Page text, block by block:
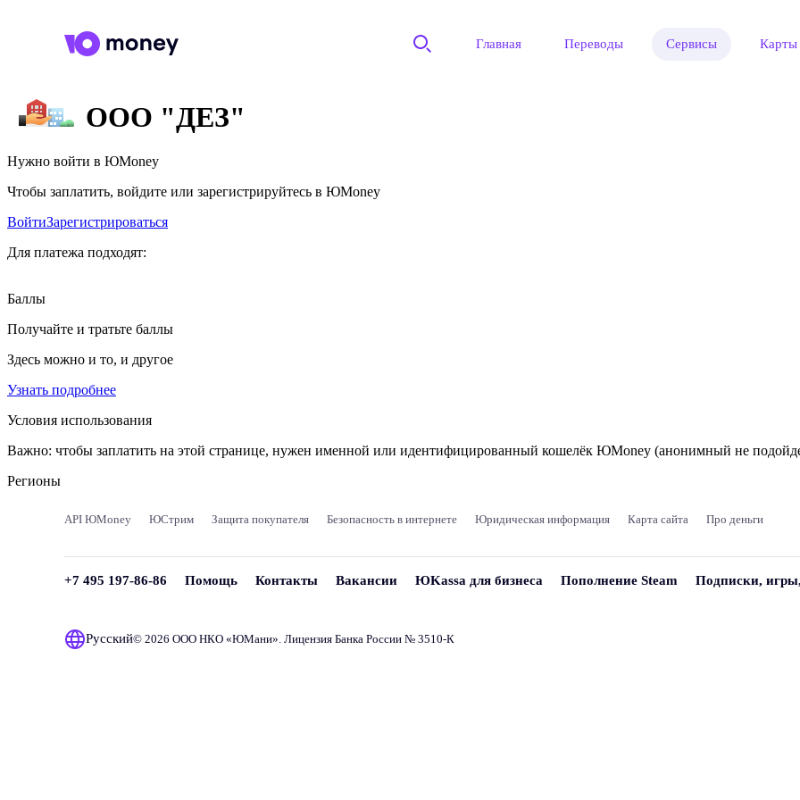
Главная Переводы Сервисы Карты
ООО "ДЕЗ"
Нужно войти в ЮMoney
Чтобы заплатить, войдите или зарегистрируйтесь в ЮMoney
ВойтиЗарегистрироваться
Для платежа подходят:
Баллы
Получайте и тратьте баллы
Здесь можно и то, и другое
Узнать подробнее
Условия использования
Важно: чтобы заплатить на этой странице, нужен именной или идентифицированный кошелёк ЮMoney (анонимный не
Регионы
API ЮMoney ЮСтрим Защита покупателя Безопасность в интернете Юридическая информация Карта сайта Про деньги
+7 495 197-86-86 Помощь Контакты Вакансии ЮKassa для бизнеса Пополнение Steam Подписки,
Русский© 2026 ООО НКО «ЮМани». Лицензия Банка России № 3510‑К